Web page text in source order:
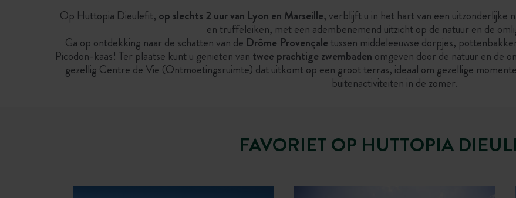
Op Huttopia Dieulefit, op slechts 2 uur van Lyon en Marseille, verblijft u in het hart van een uitzonderlijke
en truffeleiken, met een adembenemend uitzicht op de natuur en de
Ga op ontdekking naar de schatten van de Drôme Provençaletussen middeleeuwse dorpjes,
Picodon-kaas! Ter plaatse kunt u genieten van twee prachtige zwembaden omgeven door de natuur en de
gezellig Centre de Vie (Ontmoetingsruimte) dat uitkomt op een groot terras, ideaal om gezellige
buitenactiviteiten in de zomer.
FAVORIET OP HUTTOPIA